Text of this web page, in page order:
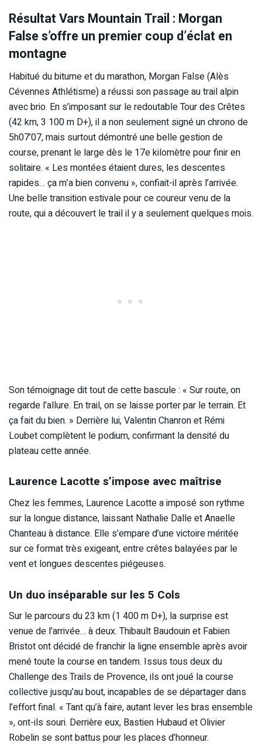
Résultat Vars Mountain Trail : Morgan
False s’offre un premier coup d’éclat en
montagne
Habitué du bitume et du marathon, Morgan False (Alès
Cévennes Athlétisme) a réussi son passage au trail alpin
avec brio. En s’imposant sur le redoutable Tour des Crêtes
(42 km, 3 100 m D+), il a non seulement signé un chrono de
5h07’07, mais surtout démontré une belle gestion de
course, prenant le large dès le 17e kilomètre pour finir en
solitaire. « Les montées étaient dures, les descentes
rapides… ça m’a bien convenu », confiait-il après l’arrivée.
Une belle transition estivale pour ce coureur venu de la
route, qui a découvert le trail il y a seulement quelques mois.
Son témoignage dit tout de cette bascule : « Sur route, on
regarde l’allure. En trail, on se laisse porter par le terrain. Et
ça fait du bien. » Derrière lui, Valentin Chanron et Rémi
Loubet complètent le podium, confirmant la densité du
plateau cette année.
Laurence Lacotte s’impose avec maîtrise
Chez les femmes, Laurence Lacotte a imposé son rythme
sur la longue distance, laissant Nathalie Dalle et Anaelle
Chanteau à distance. Elle s’empare d’une victoire méritée
sur ce format très exigeant, entre crêtes balayées par le
vent et longues descentes piégeuses.
Un duo inséparable sur les 5 Cols
Sur le parcours du 23 km (1 400 m D+), la surprise est
venue de l’arrivée… à deux. Thibault Baudouin et Fabien
Bristot ont décidé de franchir la ligne ensemble après avoir
mené toute la course en tandem. Issus tous deux du
Challenge des Trails de Provence, ils ont joué la course
collective jusqu’au bout, incapables de se départager dans
l’effort final. « Tant qu’à faire, autant lever les bras ensemble
», ont-ils souri. Derrière eux, Bastien Hubaud et Olivier
Robelin se sont battus pour les places d’honneur.